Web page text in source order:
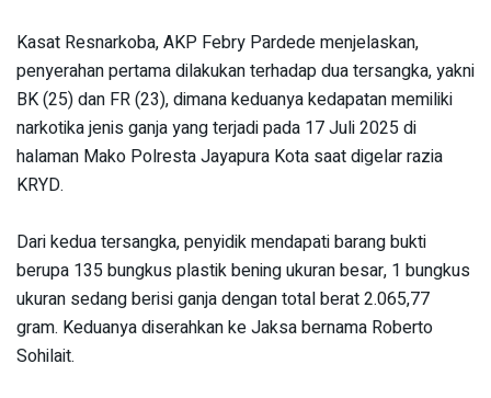
‎Kasat Resnarkoba, AKP Febry Pardede menjelaskan,
penyerahan pertama dilakukan terhadap dua tersangka, yakni
BK (25) dan FR (23), dimana keduanya kedapatan memiliki
narkotika jenis ganja yang terjadi pada 17 Juli 2025 di
halaman Mako Polresta Jayapura Kota saat digelar razia
KRYD.
‎Dari kedua tersangka, penyidik mendapati barang bukti
berupa 135 bungkus plastik bening ukuran besar, 1 bungkus
ukuran sedang berisi ganja dengan total berat 2.065,77
gram. Keduanya diserahkan ke Jaksa bernama Roberto
Sohilait.